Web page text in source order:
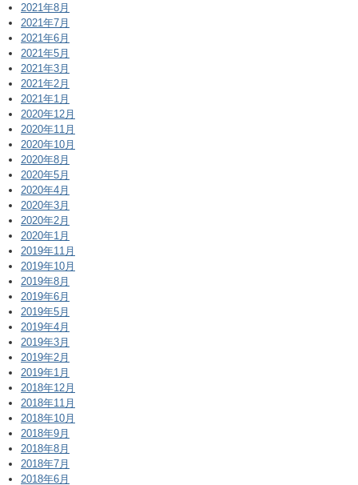
2021年8月
2021年7月
2021年6月
2021年5月
2021年3月
2021年2月
2021年1月
2020年12月
2020年11月
2020年10月
2020年8月
2020年5月
2020年4月
2020年3月
2020年2月
2020年1月
2019年11月
2019年10月
2019年8月
2019年6月
2019年5月
2019年4月
2019年3月
2019年2月
2019年1月
2018年12月
2018年11月
2018年10月
2018年9月
2018年8月
2018年7月
2018年6月